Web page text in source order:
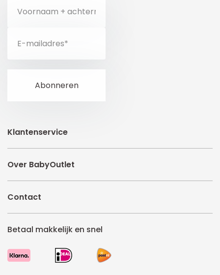
Klantenservice
Over BabyOutlet
Contact
Betaal makkelijk en snel